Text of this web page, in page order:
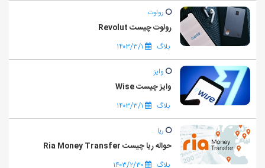
رولوت
رولوت چیست Revolut
بلاگ ۱۴۰۳/۳/۱
وایز
وایز چیست Wise
بلاگ ۱۴۰۳/۳/۱
ریا
حواله ریا چیست Ria Money Transfer
بلاگ ۱۴۰۳/۲/۳۰